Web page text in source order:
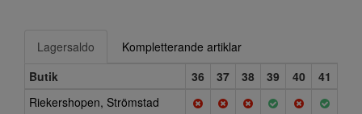
Lagersaldo
Kompletterande artiklar
Butik
36 37 38 39 40
41
Riekershopen, Strömstad